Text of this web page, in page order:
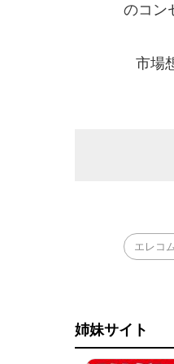
のコン
市場
エレコム
姉妹サイト